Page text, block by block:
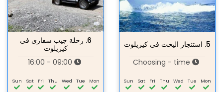
5. استئجار اليخت في كيزيلوت
Mon
Tue
Wed
Thu
Fri
Sat
Sun
6. رحلة جيب سفاري في
كيزيلوت
Mon
Tue
Wed
Thu
Fri
Sat
Sun